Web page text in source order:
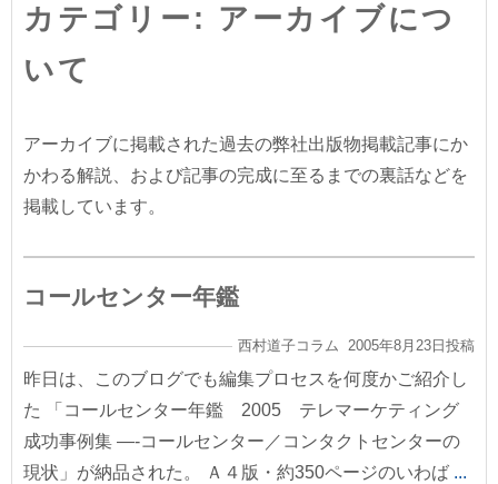
カテゴリー: アーカイブにつ
いて
アーカイブに掲載された過去の弊社出版物掲載記事にか
かわる解説、および記事の完成に至るまでの裏話などを
掲載しています。
コールセンター年鑑
西村道子コラム 2005年8月23日投稿
昨日は、このブログでも編集プロセスを何度かご紹介し
た 「コールセンター年鑑 2005 テレマーケティング
成功事例集 —-コールセンター／コンタクトセンターの
現状」が納品された。 Ａ４版・約350ページのいわば ...